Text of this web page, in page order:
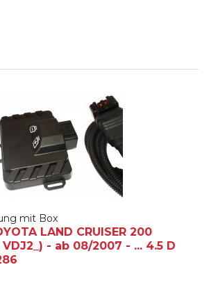
mit Box
LAND CRUISER 200
VDJ2_) - ab 08/2007 - ... 4.5 D